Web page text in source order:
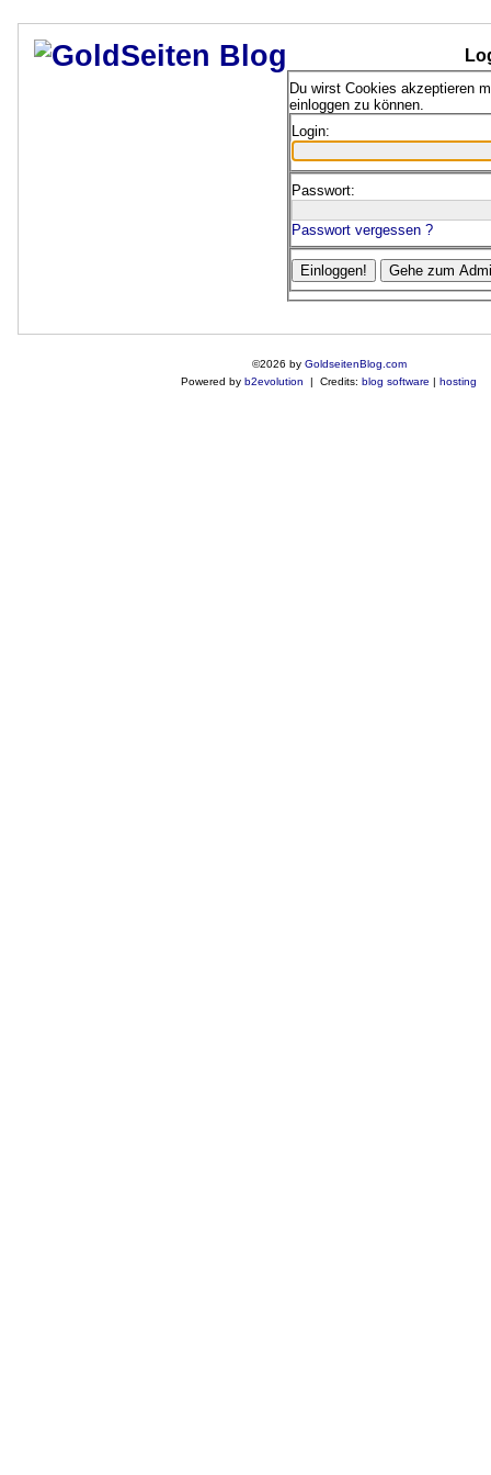
Du wirst Cookies akzeptieren
einloggen zu können.
Login:
Passwort:
Passwort vergessen ?
©2026 by GoldseitenBlog.com
Powered by b2evolution | Credits: blog software hosting